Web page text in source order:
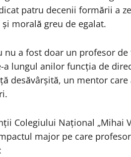
patru decenii formării a
morală greu de egalat.
nu a fost doar un profesor
a lungul anilor funcția de
desăvârșită, un mentor
Colegiului Național „Mihai
major pe care